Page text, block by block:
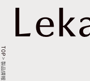
TOP
>
製品情報